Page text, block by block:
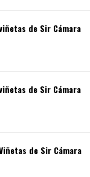
de Sir Cámara
de Sir Cámara
de Sir Cámara